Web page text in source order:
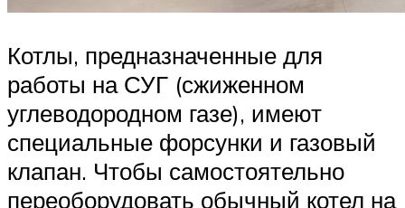
Котлы, предназначенные для
работы на СУГ (сжиженном
углеводородном газе), имеют
специальные форсунки и газовый
клапан. Чтобы самостоятельно
переоборудовать обычный котел на